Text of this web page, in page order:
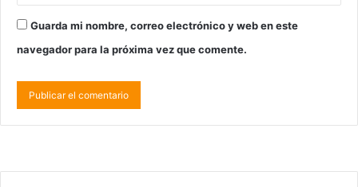
Guarda mi nombre, correo electrónico y web en este
navegador para la próxima vez que comente.